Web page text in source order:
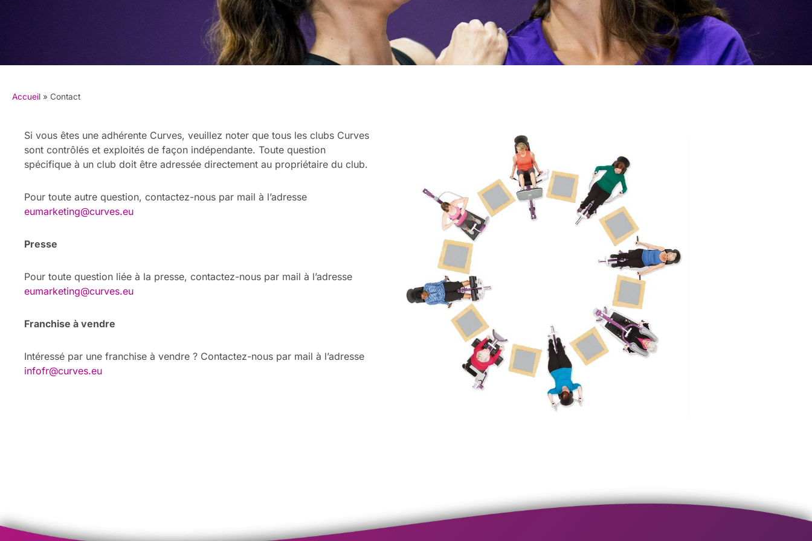
Accueil » Contact
Si vous êtes une adhérente Curves, veuillez noter que tous les clubs Curves
sont contrôlés et exploités de façon indépendante. Toute question
spécifique à un club doit être adressée directement au propriétaire du club.
Pour toute autre question, contactez-nous par mail à l’adresse
eumarketing@curves.eu
Presse
Pour toute question liée à la presse, contactez-nous par mail à l’adresse
eumarketing@curves.eu
Franchise à vendre
Intéressé par une franchise à vendre ? Contactez-nous par mail à l’adresse
infofr@curves.eu